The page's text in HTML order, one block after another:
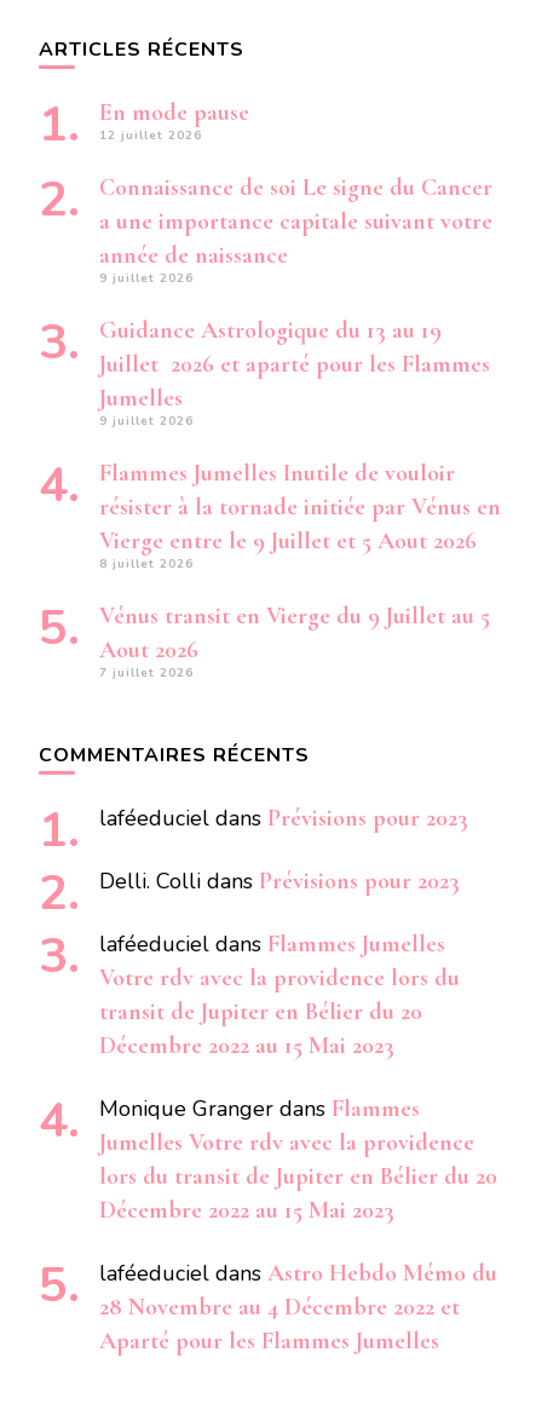
ARTICLES RÉCENTS
En mode pause
12 juillet 2026
Connaissance de soi Le signe du Cancer
a une importance capitale suivant votre
année de naissance
9 juillet 2026
Guidance Astrologique du 13 au 19
Juillet 2026 et aparté pour les Flammes
Jumelles
9 juillet 2026
Flammes Jumelles Inutile de vouloir
résister à la tornade initiée par Vénus en
Vierge entre le 9 Juillet et 5 Aout 2026
8 juillet 2026
Vénus transit en Vierge du 9 Juillet au 5
Aout 2026
7 juillet 2026
COMMENTAIRES RÉCENTS
laféeduciel dans Prévisions pour 2023
Delli. Colli dans Prévisions pour 2023
laféeduciel dans Flammes Jumelles
Votre rdv avec la providence lors du
transit de Jupiter en Bélier du 20
Décembre 2022 au 15 Mai 2023
Monique Granger dans Flammes
Jumelles Votre rdv avec la providence
lors du transit de Jupiter en Bélier du 20
Décembre 2022 au 15 Mai 2023
laféeduciel dans Astro Hebdo Mémo du
28 Novembre au 4 Décembre 2022 et
Aparté pour les Flammes Jumelles